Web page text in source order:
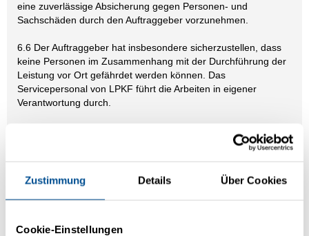
Zustimmung Details Über Cookies
Cookie-Einstellungen
eine zuverlässige Absicherung gegen Personen- und
Sachschäden durch den Auftraggeber vorzunehmen.
6.6 Der Auftraggeber hat insbesondere sicherzustellen, dass
keine Personen im Zusammenhang mit der Durchführung der
Leistung vor Ort gefährdet werden können. Das
Servicepersonal von LPKF führt die Arbeiten in eigener
Verantwortung durch.
7.1 Die Leistungen von LPKF werden gemäß den getroffenen
mit der Vergütung die für die Erbringung der Leistung
erforderlichen Arbeitskosten sowie die Kosten für die
Beistellung der Werkzeuge und der Erstellung der
nicht jedoch die Kosten für Anfahrten und Anfahrzeiten und